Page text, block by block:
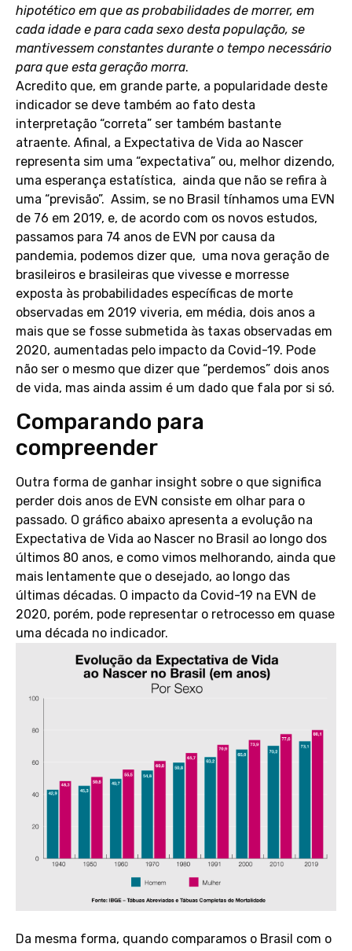
hipotético em que as probabilidades de morrer, em
cada idade e para cada sexo desta população, se
mantivessem constantes durante o tempo necessário
para que esta geração morra.
Acredito que, em grande parte, a popularidade deste
indicador se deve também ao fato desta
interpretação “correta” ser também bastante
atraente. Afinal, a Expectativa de Vida ao Nascer
representa sim uma “expectativa” ou, melhor dizendo,
uma esperança estatística, ainda que não se refira à
uma “previsão”. Assim, se no Brasil tínhamos uma EVN
de 76 em 2019, e, de acordo com os novos estudos,
passamos para 74 anos de EVN por causa da
pandemia, podemos dizer que, uma nova geração de
brasileiros e brasileiras que vivesse e morresse
exposta às probabilidades específicas de morte
observadas em 2019 viveria, em média, dois anos a
mais que se fosse submetida às taxas observadas em
2020, aumentadas pelo impacto da Covid-19. Pode
não ser o mesmo que dizer que “perdemos” dois anos
de vida, mas ainda assim é um dado que fala por si só.
Comparando para
compreender
Outra forma de ganhar insight sobre o que significa
perder dois anos de EVN consiste em olhar para o
passado. O gráfico abaixo apresenta a evolução na
Expectativa de Vida ao Nascer no Brasil ao longo dos
últimos 80 anos, e como vimos melhorando, ainda que
mais lentamente que o desejado, ao longo das
últimas décadas. O impacto da Covid-19 na EVN de
2020, porém, pode representar o retrocesso em quase
uma década no indicador.
Da mesma forma, quando comparamos o Brasil com o